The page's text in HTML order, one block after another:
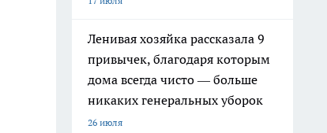
Ленивая хозяйка рассказала 9
привычек, благодаря которым
дома всегда чисто — больше
никаких генеральных уборок
26 июля